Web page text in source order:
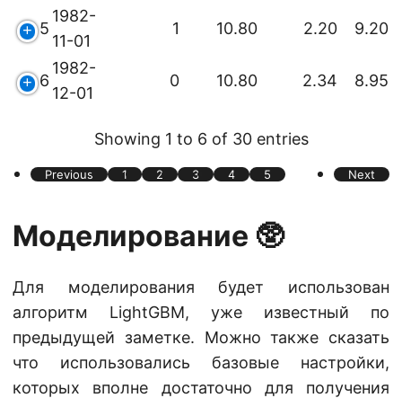
5
1982-
11-01
1 10.80 2.20 9.20
6
1982-
12-01
0 10.80 2.34 8.95
Showing 1 to 6 of 30 entries
Previous 1 2 3 4 5 Next
Моделирование 🥸
Для моделирования будет использован
алгоритм LightGBM, уже известный по
предыдущей заметке. Можно также сказать
что использовались базовые настройки,
которых вполне достаточно для получения